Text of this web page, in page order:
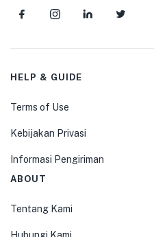
HELP & GUIDE
Terms of Use
Kebijakan Privasi
Informasi Pengiriman
ABOUT
Tentang Kami
Hubungi Kami